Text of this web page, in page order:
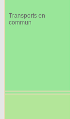
Transports en
commun